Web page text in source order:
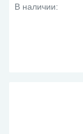
В наличии: